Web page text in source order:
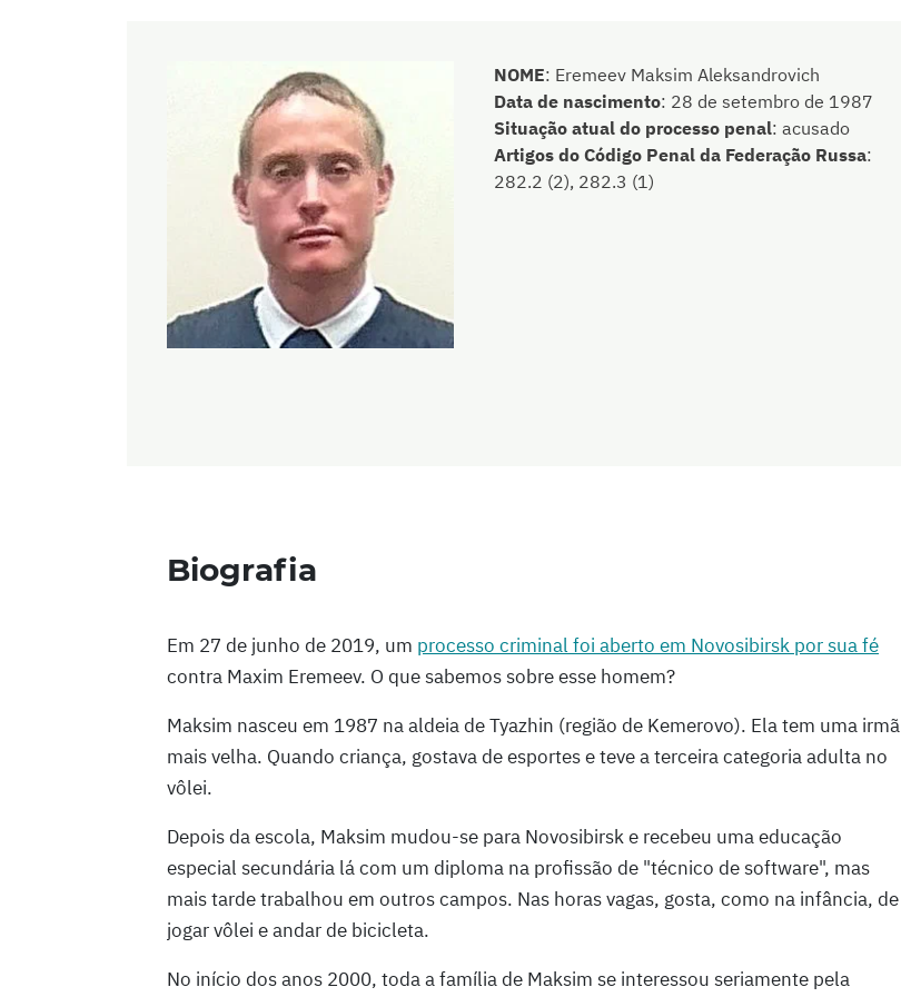
NOME: Eremeev Maksim Aleksandrovich
Data de nascimento: 28 de setembro de 1987
Situação atual do processo penal:acusado
Artigos do Código Penal da Federação Russa:
282.2 (2), 282.3 (1)
Biografia
Em 27 de junho de 2019, um processo criminal foi aberto em Novosibirsk por sua fé
contra Maxim Eremeev. O que sabemos sobre esse homem?
Maksim nasceu em 1987 na aldeia de Tyazhin (região de Kemerovo). Ela tem uma irmã
mais velha. Quando criança, gostava de esportes e teve a terceira categoria adulta no
vôlei.
Depois da escola, Maksim mudou-se para Novosibirsk e recebeu uma educação
especial secundária lá com um diploma na profissão de "técnico de software", mas
mais tarde trabalhou em outros campos. Nas horas vagas, gosta, como na infância, de
jogar vôlei e andar de bicicleta.
No início dos anos 2000, toda a família de Maksim se interessou seriamente pela